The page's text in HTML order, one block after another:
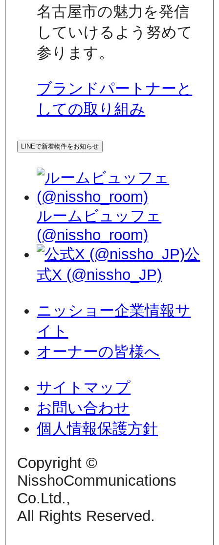
名古屋市の魅力を発信
していけるよう努めて
参ります。
ブランドパートナーと
しての取り組み
LINEで新着物件をお知らせ
ルームビュッフェ
(@nissho_room)
公
式X (@nissho_JP)
ニッショー企業情報サ
イト
オーナーの皆様へ
サイトマップ
お問い合わせ
個人情報保護方針
Copyright ©
NisshoCommunications
Co.Ltd.,
All Rights Reserved.